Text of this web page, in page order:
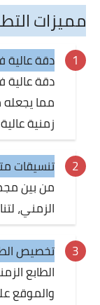
مميزات
دقة عالية
دقة عالية
مما يجعله
زمنية
تنسيقات
من بين
الزمني،
تخصيص
الطابع
والموقع